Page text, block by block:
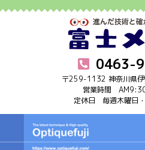
0463-
〒259-1132 神奈川県
営業時間
定休日 毎週木曜日
ホーム